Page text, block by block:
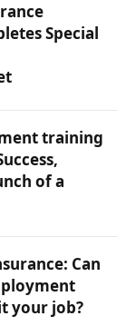
Special
training
of a
Can
your job?